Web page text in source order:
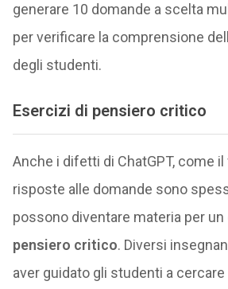
generare 10 domande a scelta
per verificare la comprensione
degli studenti.
Esercizi di pensiero critico
Anche i difetti di ChatGPT, come
risposte alle domande sono
possono diventare materia per un
pensiero critico. Diversi
aver guidato gli studenti a cercare